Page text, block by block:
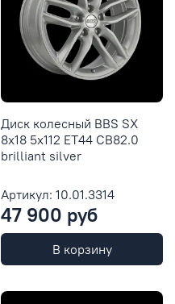
Диск колесный BBS SX
8x18 5x112 ET44 CB82.0
brilliant silver
Артикул: 10.01.3314
47 900 руб
В корзину